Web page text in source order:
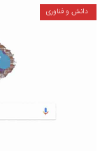
دانش و فناوری